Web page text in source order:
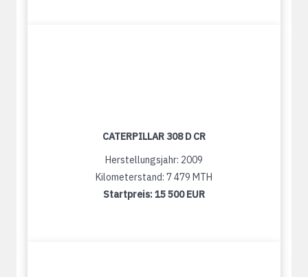
CATERPILLAR 308 D CR
Herstellungsjahr: 2009
Kilometerstand: 7 479 MTH
Startpreis:15 500 EUR